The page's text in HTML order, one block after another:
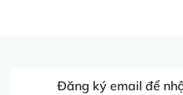
Đăng ký email để